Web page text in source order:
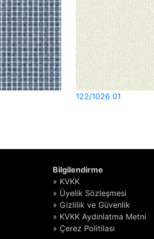
122/1026 01
Bilgilendirme
» KVKK
» Üyelik Sözleşmesi
» Gizlilik ve Güvenlik
» KVKK Aydınlatma Metni
» Çerez Politilası